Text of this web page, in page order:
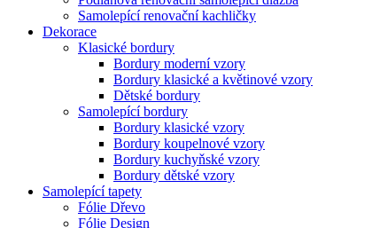
Samolepící renovační kachličky
Dekorace
Klasické bordury
Bordury moderní vzory
Bordury klasické a květinové vzory
Dětské bordury
Samolepící bordury
Bordury klasické vzory
Bordury koupelnové vzory
Bordury kuchyňské vzory
Bordury dětské vzory
Samolepící tapety
Fólie Dřevo
Fólie Design